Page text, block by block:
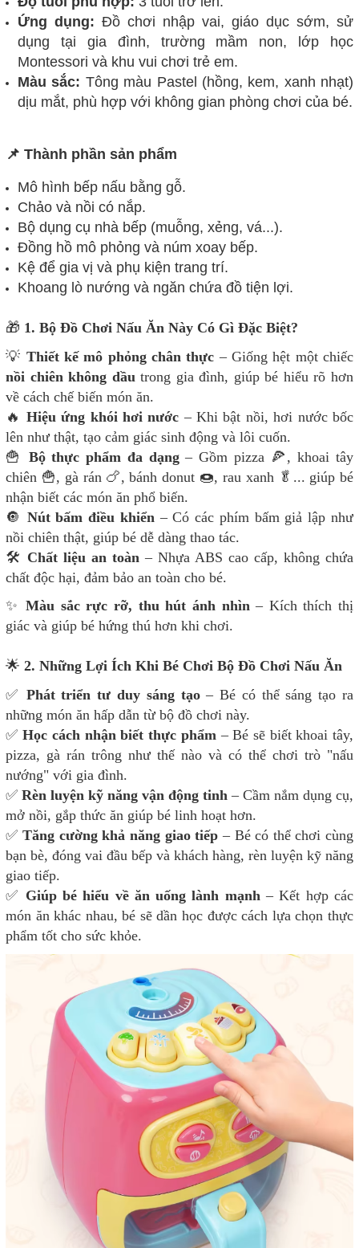
Ứng dụng: Đồ chơi nhập vai, giáo dục sớm, sử
dụng tại gia đình, trường mầm non, lớp học
Montessori và khu vui chơi trẻ em.
Màu sắc: Tông màu Pastel (hồng, kem, xanh nhạt)
dịu mắt, phù hợp với không gian phòng chơi của bé.
📌 Thành phần sản phẩm
Mô hình bếp nấu bằng gỗ.
Chảo và nồi có nắp.
Bộ dụng cụ nhà bếp (muỗng, xẻng, vá...).
Đồng hồ mô phỏng và núm xoay bếp.
Kệ để gia vị và phụ kiện trang trí.
Khoang lò nướng và ngăn chứa đồ tiện lợi.
🎁 1. Bộ Đồ Chơi Nấu Ăn Này Có Gì Đặc Biệt?
💡 Thiết kế mô phỏng chân thực – Giống hệt một chiếc
nồi chiên không dầu trong gia đình, giúp bé hiểu rõ hơn
về cách chế biến món ăn.
🔥 Hiệu ứng khói hơi nước – Khi bật nồi, hơi nước bốc
lên như thật, tạo cảm giác sinh động và lôi cuốn.
🍟 Bộ thực phẩm đa dạng– Gồm pizza 🍕, khoai tây
chiên 🍟, gà rán 🍗, bánh donut 🍩, rau xanh 🥬... giúp bé
nhận biết các món ăn phổ biến.
🔘 Nút bấm điều khiển – Có các phím bấm giả lập như
nồi chiên thật, giúp bé dễ dàng thao tác.
🛠️ Chất liệu an toàn – Nhựa ABS cao cấp, không chứa
chất độc hại, đảm bảo an toàn cho bé.
✨Màu sắc rực rỡ, thu hút ánh nhìn – Kích thích thị
giác và giúp bé hứng thú hơn khi chơi.
🌟 2. Những Lợi Ích Khi Bé Chơi Bộ Đồ Chơi Nấu Ăn
✅ Phát triển tư duy sáng tạo– Bé có thể sáng tạo ra
những món ăn hấp dẫn từ bộ đồ chơi này.
✅Học cách nhận biết thực phẩm – Bé sẽ biết khoai tây,
pizza, gà rán trông như thế nào và có thể chơi trò "nấu
nướng" với gia đình.
✅ Rèn luyện kỹ năng vận động tinh – Cầm nắm dụng cụ,
mở nồi, gắp thức ăn giúp bé linh hoạt hơn.
✅Tăng cường khả năng giao tiếp – Bé có thể chơi cùng
bạn bè, đóng vai đầu bếp và khách hàng, rèn luyện kỹ năng
giao tiếp.
✅ Giúp bé hiểu về ăn uống lành mạnh – Kết hợp các
món ăn khác nhau, bé sẽ dần học được cách lựa chọn thực
phẩm tốt cho sức khỏe.